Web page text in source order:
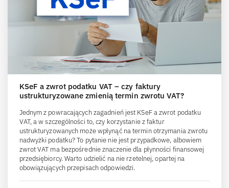
KSeF a zwrot podatku VAT – czy faktury
ustrukturyzowane zmienią termin zwrotu VAT?
Jednym z powracających zagadnień jest KSeF a zwrot podatku
VAT, a w szczególności to, czy korzystanie z faktur
ustrukturyzowanych może wpłynąć na termin otrzymania zwrotu
nadwyżki podatku? To pytanie nie jest przypadkowe, albowiem
zwrot VAT ma bezpośrednie znaczenie dla płynności finansowej
przedsiębiorcy. Warto udzielić na nie rzetelnej, opartej na
obowiązujących przepisach odpowiedzi.